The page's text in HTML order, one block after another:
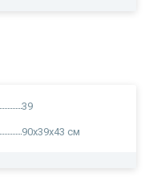
39
90х39х43 см